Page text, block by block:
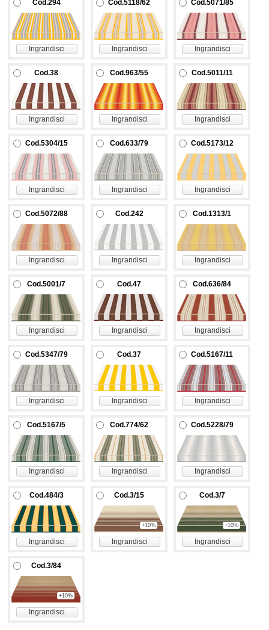
Cod.294
Ingrandisci
Cod.5118/62
Ingrandisci
Cod.5071/85
Ingrandisci
Cod.38
Ingrandisci
Cod.963/55
Ingrandisci
Cod.5011/11
Ingrandisci
Cod.5304/15
Ingrandisci
Cod.633/79
Ingrandisci
Cod.5173/12
Ingrandisci
Cod.5072/88
Ingrandisci
Cod.242
Ingrandisci
Cod.1313/1
Ingrandisci
Cod.5001/7
Ingrandisci
Cod.47
Ingrandisci
Cod.636/84
Ingrandisci
Cod.5347/79
Ingrandisci
Cod.37
Ingrandisci
Cod.5167/11
Ingrandisci
Cod.5167/5
Ingrandisci
Cod.774/62
Ingrandisci
Cod.5228/79
Ingrandisci
Cod.484/3
Ingrandisci
Cod.3/15
+10%
Ingrandisci
Cod.3/7
+10%
Ingrandisci
Cod.3/84
+10%
Ingrandisci